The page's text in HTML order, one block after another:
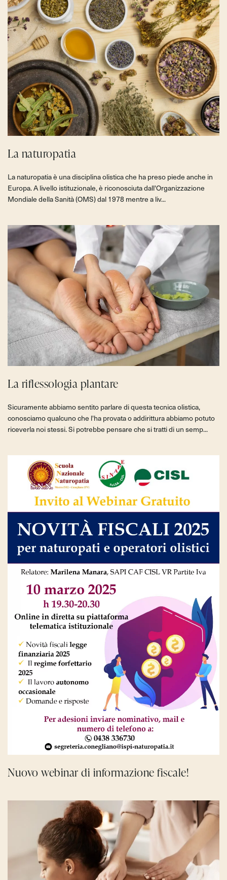
La naturopatia
La naturopatia è una disciplina olistica che ha preso piede anche in
Europa. A livello istituzionale, è riconosciuta dall'Organizzazione
Mondiale della Sanità (OMS) dal 1978 mentre a liv...
La riflessologia plantare
Sicuramente abbiamo sentito parlare di questa tecnica olistica,
conosciamo qualcuno che l'ha provata o addirittura abbiamo potuto
riceverla noi stessi. Si potrebbe pensare che si tratti di un semp...
Nuovo webinar di informazione fiscale!